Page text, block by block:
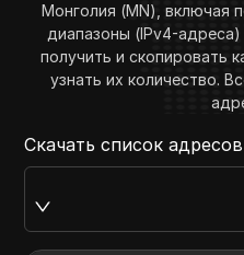
Монголия (MN), включая
диапазоны (IPv4-
получить и скопировать
узнать их количество.
Скачать список